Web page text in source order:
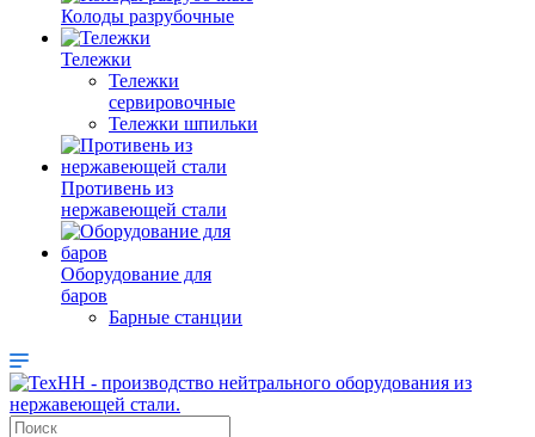
Колоды разрубочные
Тележки
Тележки
сервировочные
Тележки шпильки
Противень из
нержавеющей стали
Оборудование для
баров
Барные станции